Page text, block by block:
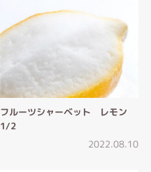
フルーツシャーベット レモン
1/2
2022.08.10